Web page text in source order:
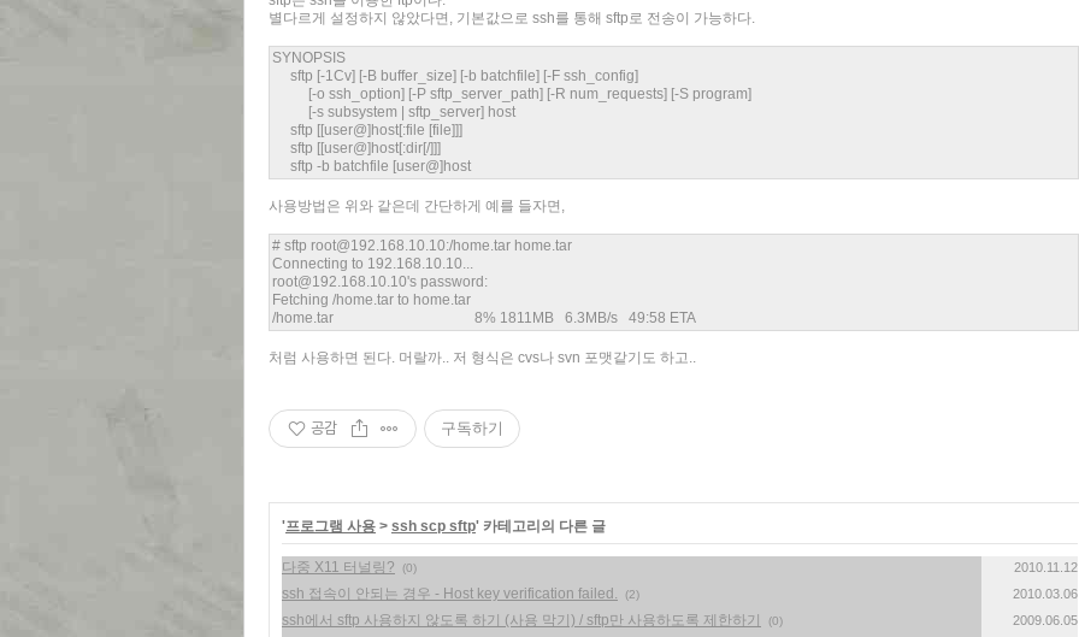
별다르게 설정하지 않았다면, 기본값으로 ssh를 통해 sftp로 전송이 가능하다.
SYNOPSIS
sftp [-1Cv] [-B buffer_size] [-b batchfile] [-F ssh_config]
[-o ssh_option] [-P sftp_server_path] [-R num_requests] [-S program]
[-s subsystem | sftp_server] host
sftp [[user@]host[:file [file]]]
sftp [[user@]host[:dir[/]]]
sftp -b batchfile [user@]host
사용방법은 위와 같은데 간단하게 예를 들자면,
# sftp root@192.168.10.10:/home.tar home.tar
Connecting to 192.168.10.10...
root@192.168.10.10's password:
Fetching /home.tar to home.tar
/home.tar 8% 1811MB 6.3MB/s 49:58 ETA
처럼 사용하면 된다. 머랄까.. 저 형식은 cvs나 svn 포맷같기도 하고..
공감 구독하기
'프로그램 사용 > ssh scp sftp' 카테고리의 다른 글
다중 X11 터널링? (0) 2010.11.12
ssh 접속이 안되는 경우 - Host key verification failed. (2) 2010.03.06
ssh에서 sftp 사용하지 않도록 하기 (사용 막기) / sftp만 사용하도록 제한하기 (0) 2009.06.05